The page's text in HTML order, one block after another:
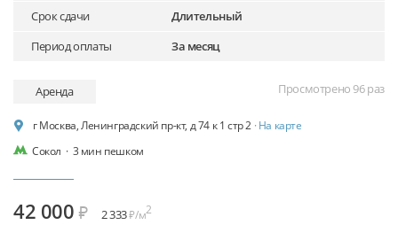
Срок сдачи
Длительный
Период оплаты
За месяц
Аренда Просмотрено 96 раз
г Москва, Ленинградский пр-кт, д 74 к 1 стр 2 · На карте
Сокол · 3 мин пешком
42 000 ₽ 2 333₽/м2